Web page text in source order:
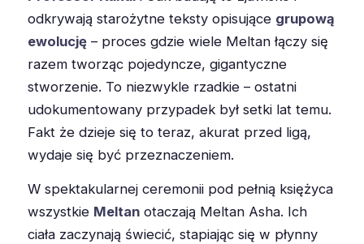
odkrywają starożytne teksty opisujące grupową
ewolucję – proces gdzie wiele Meltan łączy się
razem tworząc pojedyncze, gigantyczne
stworzenie. To niezwykle rzadkie – ostatni
udokumentowany przypadek był setki lat temu.
Fakt że dzieje się to teraz, akurat przed ligą,
wydaje się być przeznaczeniem.
W spektakularnej ceremonii pod pełnią księżyca
wszystkie Meltan otaczają Meltan Asha. Ich
ciała zaczynają świecić, stapiając się w płynny